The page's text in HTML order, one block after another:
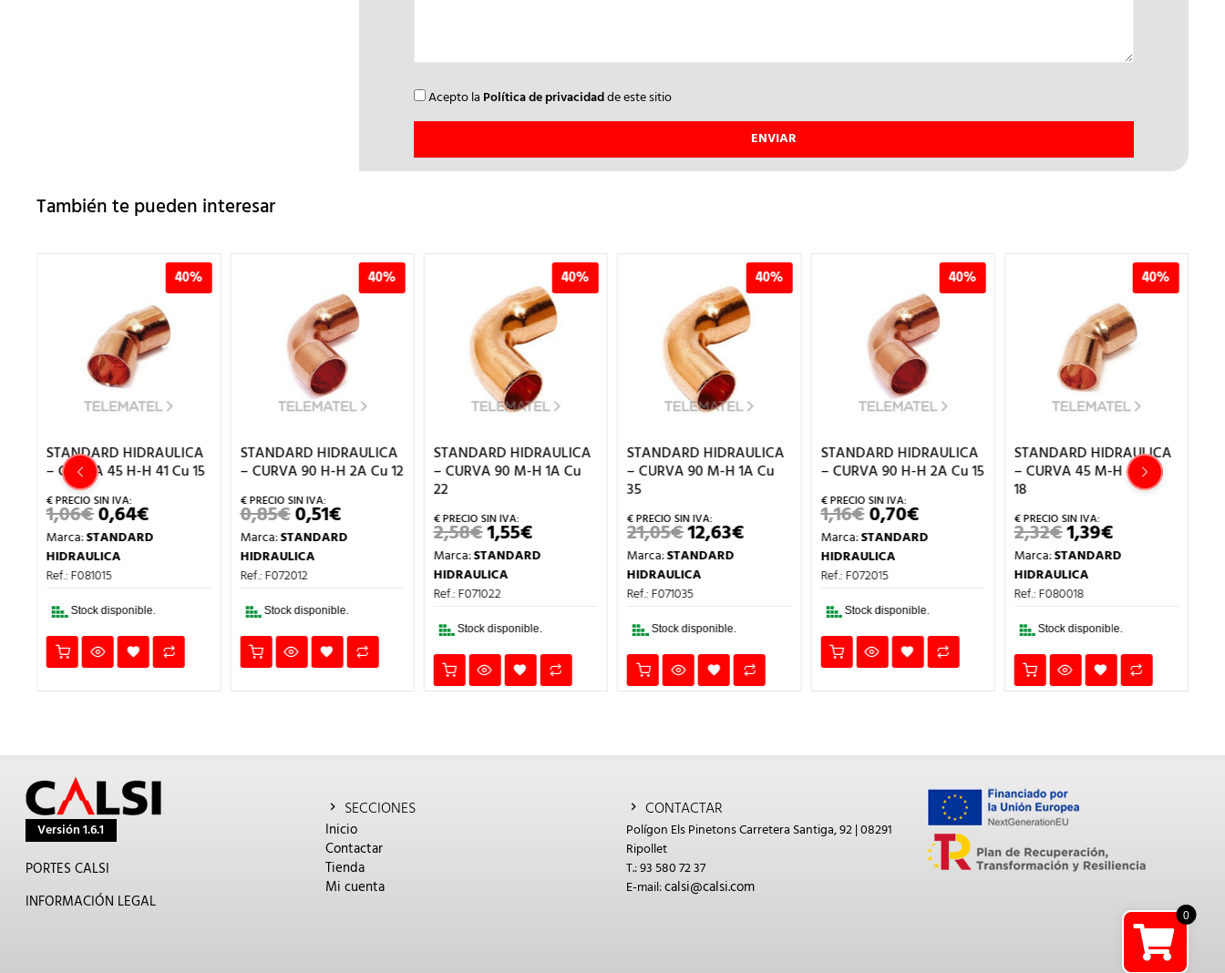
Acepto la Política de privacidadde este sitio
También te pueden interesar
40%
STANDARD HIDRAULICA
– CURVA 45 H-H 41 Cu 15
1,06€EL
PRECIO
ORIGINAL
ERA:
1,06€.
0,64€EL
PRECIO
ACTUAL
Marca:STANDARD
HIDRAULICA
Ref.: F081015
Stock disponible.
40%
STANDARD HIDRAULICA
– CURVA 90 H-H 2A Cu 12
0,85€EL
PRECIO
ORIGINAL
ERA:
0,85€.
0,51€EL
PRECIO
ACTUAL
Marca:STANDARD
HIDRAULICA
Ref.: F072012
Stock disponible.
40%
STANDARD HIDRAULICA
– CURVA 90 M-H 1A Cu
22
2,58€EL
PRECIO
ORIGINAL
ERA:
2,58€.
1,55€EL
PRECIO
ACTUAL
Marca:STANDARD
HIDRAULICA
Ref.: F071022
Stock disponible.
40%
STANDARD HIDRAULICA
– CURVA 90 M-H 1A Cu
35
21,05€EL
PRECIO
ORIGINAL
ERA:
21,05€.
12,63€EL
PRECIO
Marca:STANDARD
HIDRAULICA
Ref.: F071035
Stock disponible.
40%
STANDARD HIDRAULICA
– CURVA 90 H-H 2A Cu 15
1,16€EL
PRECIO
ORIGINAL
ERA:
1,16€.
0,70€EL
PRECIO
ACTUAL
Marca:STANDARD
HIDRAULICA
Ref.: F072015
Stock disponible.
40%
STANDARD HIDRAULICA
– CURVA 45 M-H 40 Cu
18
2,32€EL
PRECIO
ORIGINAL
ERA:
2,32€.
1,39€EL
PRECIO
ACTUAL
Marca:STANDARD
HIDRAULICA
Ref.: F080018
Stock disponible.
Versión 1.6.1
PORTES CALSI
INFORMACIÓN LEGAL
SECCIONES
Inicio
Contactar
Tienda
Mi cuenta
CONTACTAR
Polígon Els Pinetons Carretera Santiga, 92 | 08291
Ripollet
T.: 93 580 72 37
E-mail:calsi@calsi.com
0